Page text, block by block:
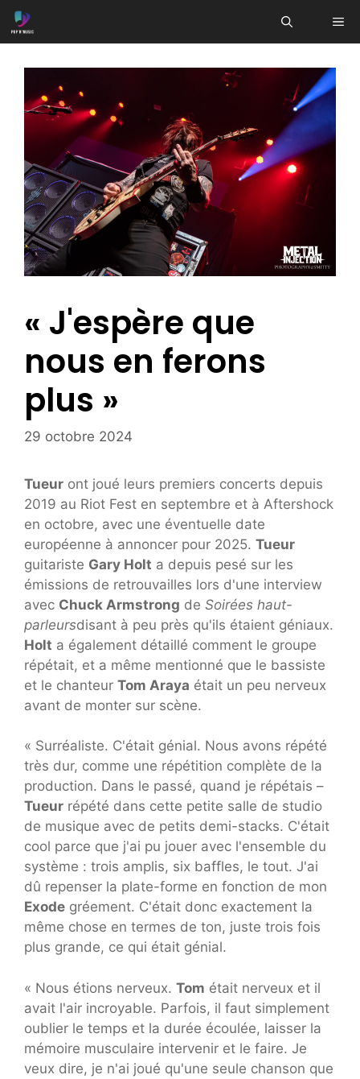
Aller
au
« J'espère que
nous en ferons
plus »
29 octobre 2024
Tueur ont joué leurs premiers concerts depuis
2019 au Riot Fest en septembre et à Aftershock
en octobre, avec une éventuelle date
européenne à annoncer pour 2025. Tueur
guitariste Gary Holt a depuis pesé sur les
émissions de retrouvailles lors d'une interview
avec Chuck Armstrong de Soirées haut-
parleursdisant à peu près qu'ils étaient géniaux.
Holt a également détaillé comment le groupe
répétait, et a même mentionné que le bassiste
et le chanteur Tom Araya était un peu nerveux
avant de monter sur scène.
« Surréaliste. C'était génial. Nous avons répété
très dur, comme une répétition complète de la
production. Dans le passé, quand je répétais –
Tueur répété dans cette petite salle de studio
de musique avec de petits demi-stacks. C'était
cool parce que j'ai pu jouer avec l'ensemble du
système : trois amplis, six baffles, le tout. J'ai
dû repenser la plate-forme en fonction de mon
Exode gréement. C'était donc exactement la
même chose en termes de ton, juste trois fois
plus grande, ce qui était génial.
« Nous étions nerveux. Tom était nerveux et il
avait l'air incroyable. Parfois, il faut simplement
oublier le temps et la durée écoulée, laisser la
mémoire musculaire intervenir et le faire. Je
veux dire, je n'ai joué qu'une seule chanson que